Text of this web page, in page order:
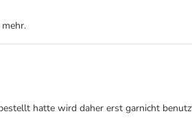
hatte wird daher erst garnicht